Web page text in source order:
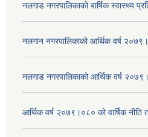
नलगाड नगरपालिकाको बार्षिक स्वास्थ्य
नलगान नगरपालिकाको आर्थिक वर्ष
नलगाड नगरपालिकाको आर्थिक वर्ष
आर्थिक वर्ष २०७९।०८० को वार्षिक नीति